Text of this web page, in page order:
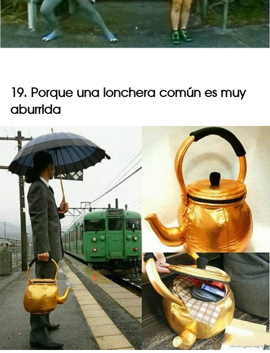
19. Porque una lonchera común es muy
aburrida